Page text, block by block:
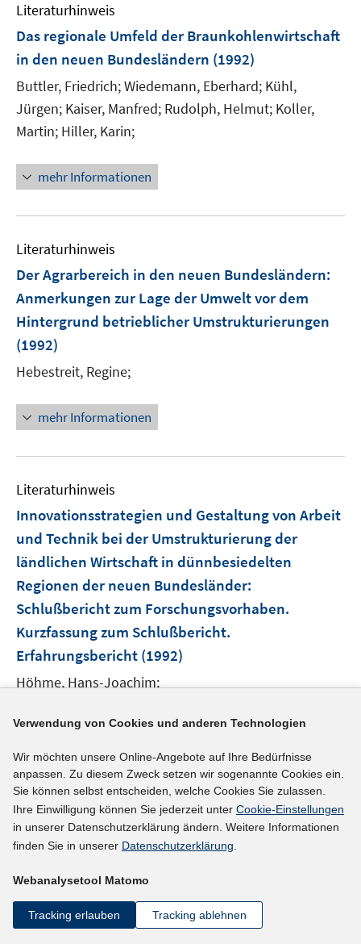
Literaturhinweis
Das regionale Umfeld der Braunkohlenwirtschaft
in den neuen Bundesländern (1992)
Buttler, Friedrich;Wiedemann, Eberhard; Kühl,
Jürgen; Kaiser, Manfred; Rudolph, Helmut; Koller,
Martin; Hiller, Karin;
mehr Informationen
Literaturhinweis
Der Agrarbereich in den neuen Bundesländern:
Anmerkungen zur Lage der Umwelt vor dem
Hintergrund betrieblicher Umstrukturierungen
(1992)
Hebestreit, Regine;
mehr Informationen
Literaturhinweis
Innovationsstrategien und Gestaltung von Arbeit
und Technik bei der Umstrukturierung der
ländlichen Wirtschaft in dünnbesiedelten
Regionen der neuen Bundesländer:
Schlußbericht zum Forschungsvorhaben.
Kurzfassung zum Schlußbericht.
Erfahrungsbericht (1992)
Höhme, Hans-Joachim;
mehr Informationen
Literaturhinweis
Strukturwandel der Landwirtschaft in den neuen
Bundesländern:Teil 2: Wandel der regionalen
Struktur und agrarpolitische
Lageman, Bernhard;
Verwendung von Cookies und anderen Technologien
Wir möchten unsere Online-Angebote auf Ihre Bedürfnisse
anpassen. Zu diesem Zweck setzen wir sogenannte Cookies ein.
Sie können selbst entscheiden, welche Cookies Sie zulassen.
Ihre Einwilligung können Sie jederzeit unter Cookie-Einstellungen
in unserer Datenschutzerklärung ändern. Weitere Informationen
finden Sie in unserer Datenschutzerklärung.
Webanalysetool Matomo
Tracking erlauben Tracking ablehnen